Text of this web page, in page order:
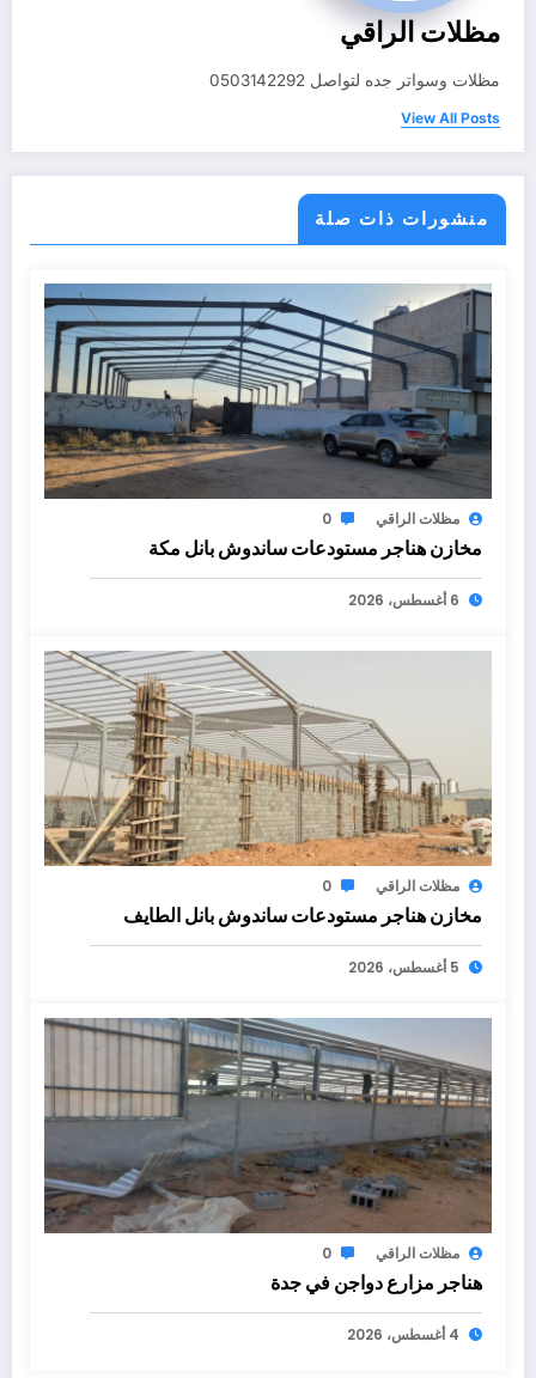
مظلات الراقي
مظلات وسواتر جده لتواصل 0503142292
View All Posts
منشورات ذات صلة
مظلات الراقي 0
مخازن هناجر مستودعات ساندوش بانل مكة
6 أغسطس، 2026
مظلات الراقي 0
مخازن هناجر مستودعات ساندوش بانل الطايف
5 أغسطس، 2026
مظلات الراقي 0
هناجر مزارع دواجن في جدة
4 أغسطس، 2026